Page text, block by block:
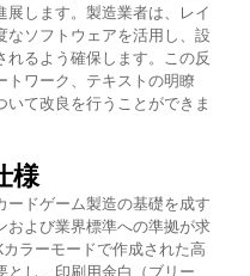
展します。製造業者は、レイ
なソフトウェアを活用し、設
るよう確保します。この反
トワーク、テキストの明瞭
て改良を行うことができま
様
ードゲーム製造の基礎を成す
および業界標準への準拠が求
ラーモードで作成された高
とし、印刷用余白（ブリー